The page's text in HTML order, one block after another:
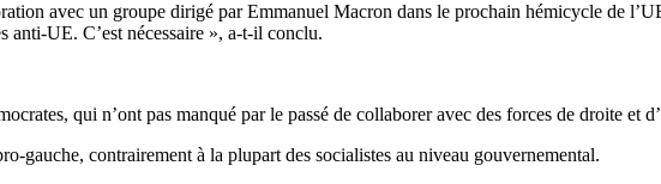
avec un groupe dirigé par Emmanuel Macron dans le prochain hémicycle de
anti-UE. C’est nécessaire », a-t-il conclu.
qui n’ont pas manqué par le passé de collaborer avec des forces de droite et
contrairement à la plupart des socialistes au niveau gouvernemental.